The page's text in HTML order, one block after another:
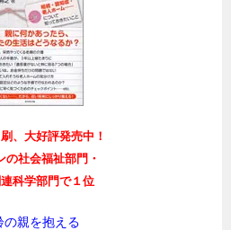
、大好評発売中！
の社会福祉部門・
科学部門で１位
の親を抱える